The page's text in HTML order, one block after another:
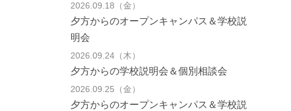
2026.09.18（金）
夕方からのオープンキャンパス＆学校説
明会
2026.09.24（木）
夕方からの学校説明会＆個別相談会
2026.09.25（金）
夕方からのオープンキャンパス＆学校説